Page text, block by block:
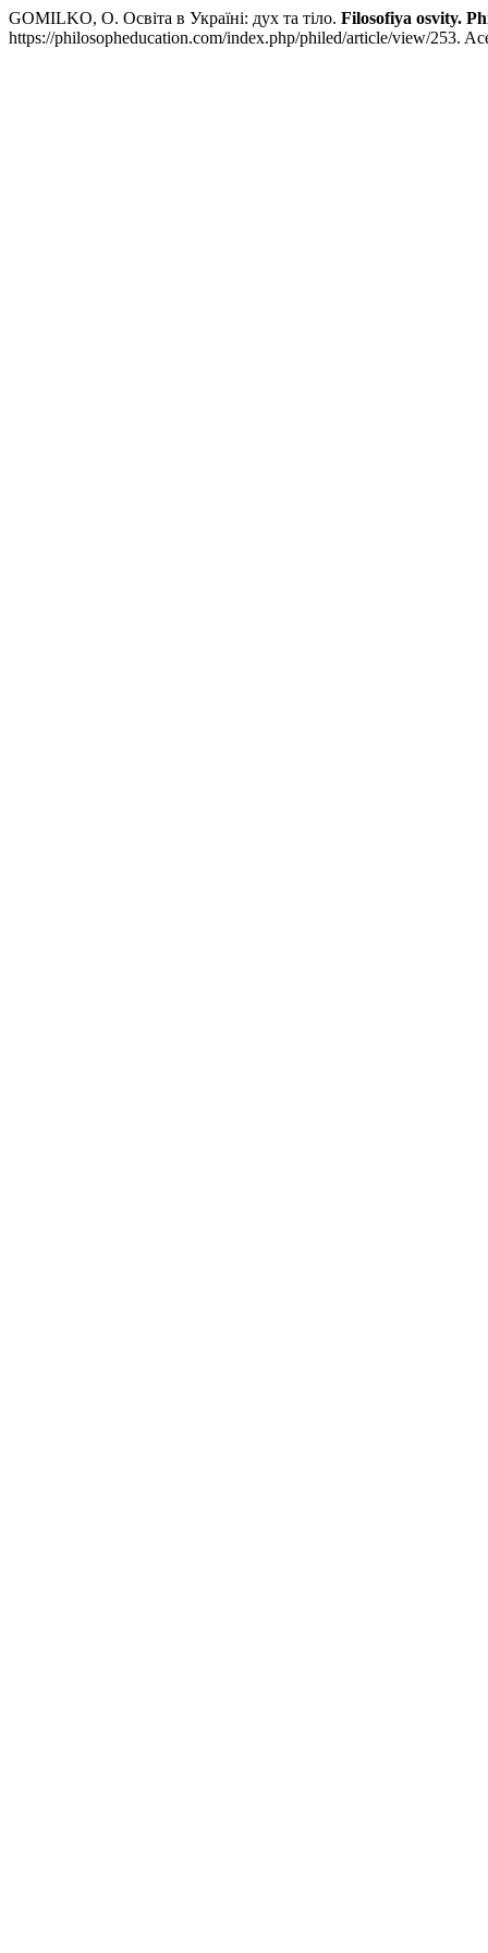
GOMILKO, O. Освіта в Україні: дух та тіло. Filosofiya osvity.
https://philosopheducation.com/index.php/philed/article/view/253.